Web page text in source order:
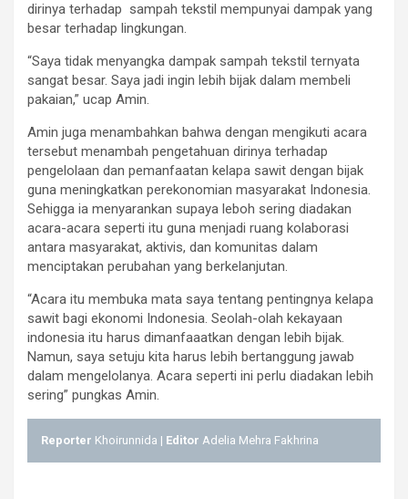
dirinya terhadap sampah tekstil mempunyai dampak yang
besar terhadap lingkungan.
“Saya tidak menyangka dampak sampah tekstil ternyata
sangat besar. Saya jadi ingin lebih bijak dalam membeli
pakaian,” ucap Amin.
Amin juga menambahkan bahwa dengan mengikuti acara
tersebut menambah pengetahuan dirinya terhadap
pengelolaan dan pemanfaatan kelapa sawit dengan bijak
guna meningkatkan perekonomian masyarakat Indonesia.
Sehigga ia menyarankan supaya leboh sering diadakan
acara-acara seperti itu guna menjadi ruang kolaborasi
antara masyarakat, aktivis, dan komunitas dalam
menciptakan perubahan yang berkelanjutan.
“Acara itu membuka mata saya tentang pentingnya kelapa
sawit bagi ekonomi Indonesia. Seolah-olah kekayaan
indonesia itu harus dimanfaaatkan dengan lebih bijak.
Namun, saya setuju kita harus lebih bertanggung jawab
dalam mengelolanya. Acara seperti ini perlu diadakan lebih
sering” pungkas Amin.
Reporter Khoirunnida | Editor Adelia Mehra Fakhrina